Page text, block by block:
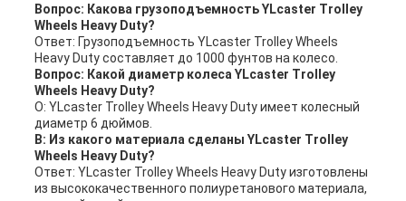
Вопрос: Какова грузоподъемность YLcaster Trolley
Wheels Heavy Duty?
Ответ: Грузоподъемность YLcaster Trolley Wheels
Heavy Duty составляет до 1000 фунтов на колесо.
Вопрос: Какой диаметр колеса YLcaster Trolley
Wheels Heavy Duty?
О: YLcaster Trolley Wheels Heavy Duty имеет колесный
диаметр 6 дюймов.
В: Из какого материала сделаны YLcaster Trolley
Wheels Heavy Duty?
Ответ: YLcaster Trolley Wheels Heavy Duty изготовлены
из высококачественного полиуретанового материала,